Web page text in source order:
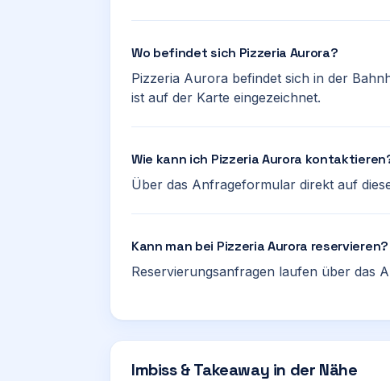
Wo befindet sich Pizzeria Aurora?
Pizzeria Aurora befindet sich in der
ist auf der Karte eingezeichnet.
Wie kann ich Pizzeria Aurora
Über das Anfrageformular direkt auf
Kann man bei Pizzeria Aurora reservieren?
Reservierungsanfragen laufen über das
Imbiss & Takeaway in der Nähe